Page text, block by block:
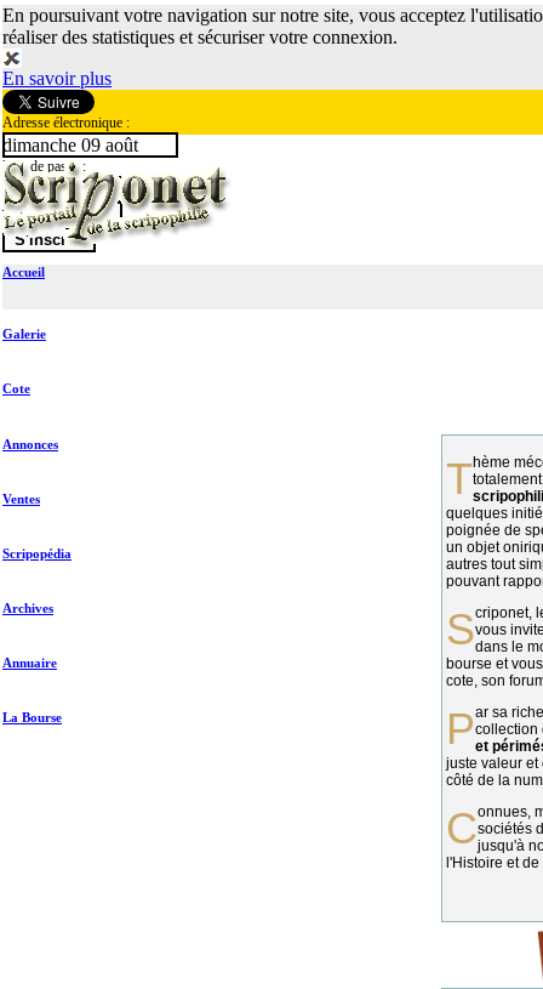
En poursuivant votre navigation sur notre site, vous acceptez
réaliser des statistiques et sécuriser votre connexion.
En savoir plus
Adresse électronique :
Mot de passe :
dimanche 09 août
Accueil
Galerie
Cote
Annonces
Ventes
Scripopédia
Archives
Annuaire
La Bourse
Thème méconnu des collectionneurs et
quelques
poignée de
un objet
autres tout
pouvant
vous
dans le
bourse et
cote, son
Par sa richesse et sa diversité, lacollection
et
juste valeur et
côté de la
Connues, méconnues, ou inconnues, lessociétés
jusqu'à
l'Histoire et